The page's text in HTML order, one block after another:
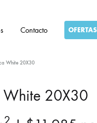
Contacto OFERTAS
White 20X30
White 20X30
2